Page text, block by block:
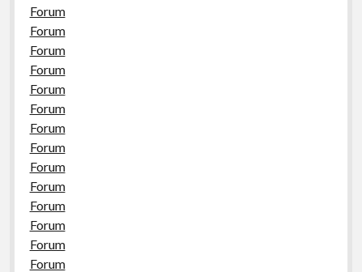
Forum
Forum
Forum
Forum
Forum
Forum
Forum
Forum
Forum
Forum
Forum
Forum
Forum
Forum